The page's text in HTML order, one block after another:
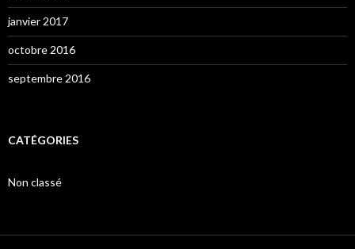
janvier 2017
octobre 2016
septembre 2016
CATÉGORIES
Non classé